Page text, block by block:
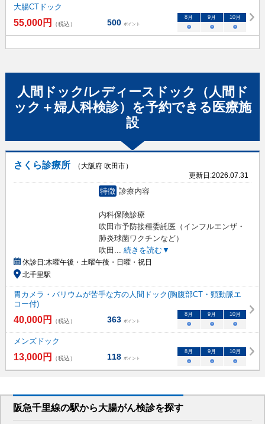
大腸CTドック
55,000円 （税込） 500 ポイント
8月 9月 10月
○ ○ ○
人間ドック/レディースドック（人間ド
ック＋婦人科検診） を予約できる 医療施
設
さくら診療所
（大阪府 吹田市）
更新日:2026.07.31
特徴 診療内容
内科保険診療
吹田市予防接種委託医（インフルエンザ・
肺炎球菌ワクチンなど）
吹田 ... 続きを読む▼
休診日:木曜午後・土曜午後・日曜・祝日
北千里駅
胃カメラ・バリウムが苦手な方の人間ドック(胸腹部CT・頸動脈エ
コー付)
40,000円 （税込） 363 ポイント
8月 9月 10月
○ ○ ○
メンズドック
13,000円 （税込） 118 ポイント
8月 9月 10月
○ ○ ○
阪急千里線の駅から大腸がん検診を探す